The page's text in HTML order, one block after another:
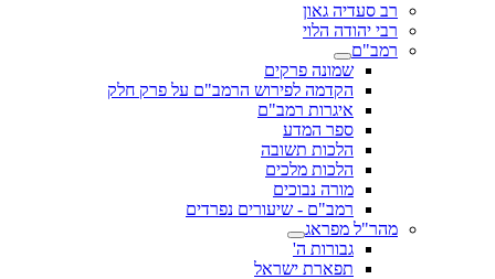
רב סעדיה גאון
רבי יהודה הלוי
רמב"ם
שמונה פרקים
הקדמה לפירוש הרמב"ם על פרק חלק
איגרות רמב"ם
ספר המדע
הלכות תשובה
הלכות מלכים
מורה נבוכים
רמב"ם - שיעורים נפרדים
מהר"ל מפראג
גבורות ה'
תפארת ישראל